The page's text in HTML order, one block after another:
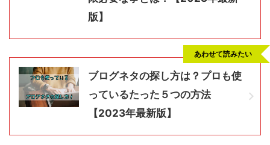
版】
ブログネタの探し方は？プロも使
っているたった５つの方法
【2023年最新版】
あわせて読みたい